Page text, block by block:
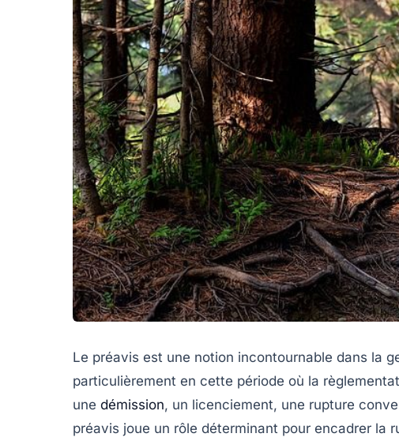
Le préavis est une notion incontournable dans la
particulièrement en cette période où la
une démission, un licenciement, une rupture
préavis joue un rôle déterminant pour encadrer la